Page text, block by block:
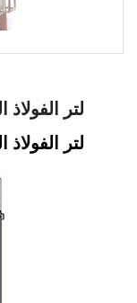
500 لتر
500 لتر